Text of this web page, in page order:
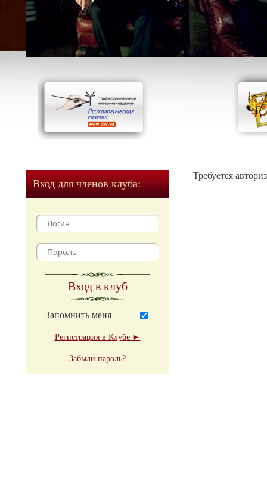
Вход для членов клуба:
Вход в клуб
Запомнить меня
Регистрация в Клубе ►
Забыли пароль?
Требуется